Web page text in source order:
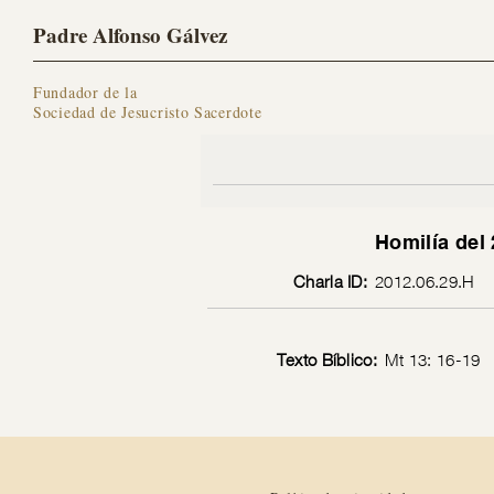
Padre Alfonso Gálvez
Fundador de la
Sociedad de Jesucristo Sacerdote
Homilía del
Charla ID: 2012.06.29.H
Texto Bíblico: Mt 13: 16-19